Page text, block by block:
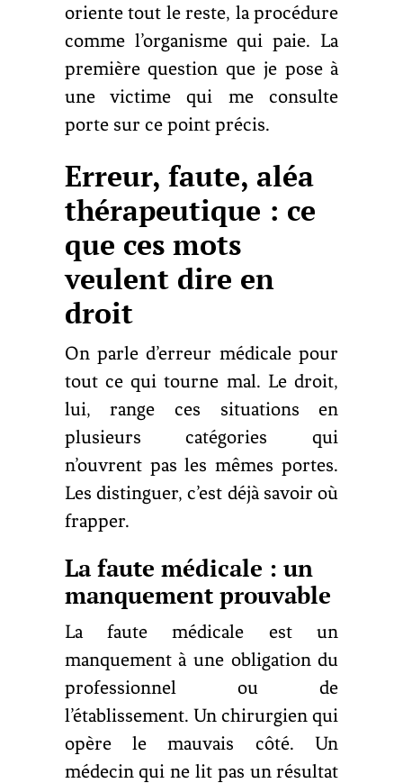
oriente tout le reste, la procédure
comme l’organisme qui paie. La
première question que je pose à
une victime qui me consulte
porte sur ce point précis.
Erreur, faute, aléa
thérapeutique : ce
que ces mots
veulent dire en
droit
On parle d’erreur médicale pour
tout ce qui tourne mal. Le droit,
lui, range ces situations en
plusieurs catégories qui
n’ouvrent pas les mêmes portes.
Les distinguer, c’est déjà savoir où
frapper.
La faute médicale : un
manquement prouvable
La faute médicale est un
manquement à une obligation du
professionnel ou de
l’établissement. Un chirurgien qui
opère le mauvais côté. Un
médecin qui ne lit pas un résultat